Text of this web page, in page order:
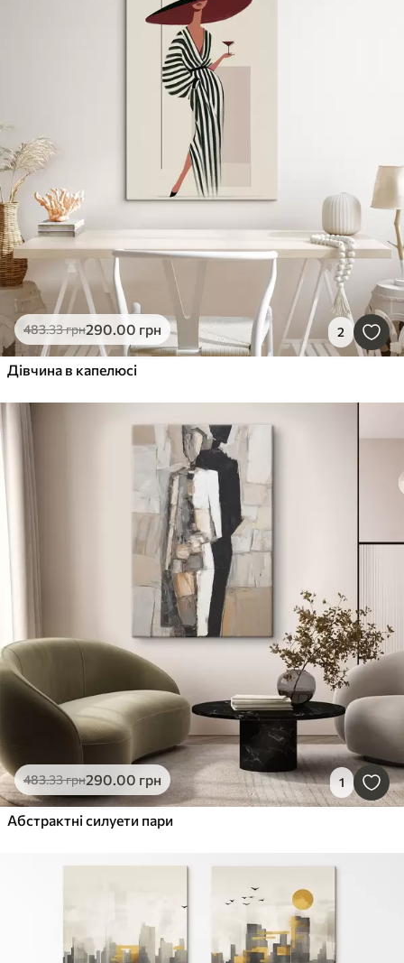
483.33грн290.00 грн 2
Дівчина в капелюсі
483.33грн290.00 грн 1
Абстрактні силуети пари